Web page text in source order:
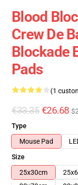
Blood
Crew De
Blockade
Pads
(1
€33.35 €26.68
Type
Mouse Pad
Size
25x30cm